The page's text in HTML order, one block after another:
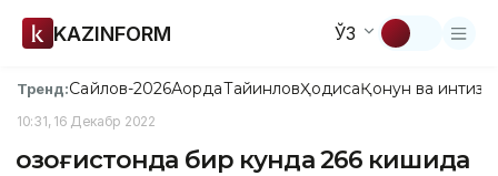
KAZINFORM ЎЗ
Тренд:Сайлов-2026АқордаТайинловҲодисаҚонун ва
10:31, 16 Декабр 2022
Қозоғистонда бир кунда 266 кишида